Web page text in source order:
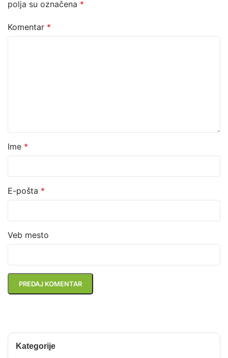
Kategorije
polja su označena *
Komentar *
Ime *
E-pošta *
Veb mesto